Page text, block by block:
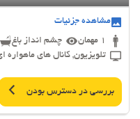
مشاهده جزئیات
1 مهمان
چشم انداز باغ
تلویزیون, کانال های
بررسی در دسترس بودن